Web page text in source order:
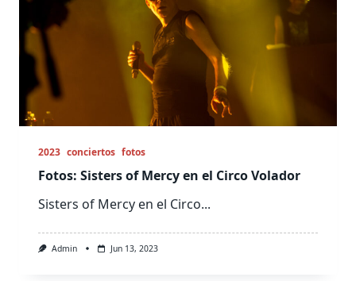
2023 conciertos fotos
Fotos: Sisters of Mercy en el Circo Volador
Sisters of Mercy en el Circo...
Admin Jun 13, 2023